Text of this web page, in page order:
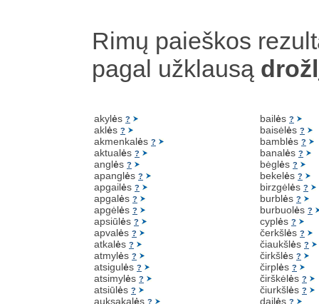
Rimų paieškos
pagal užklausą drožl
akylės ?
aklės ?
akmenkalės ?
aktualės ?
anglės ?
apanglės ?
apgailės ?
apgalės ?
apgėlės ?
apsiūlės ?
apvalės ?
atkalės ?
atmylės ?
atsigulės ?
atsimylės ?
atsiūlės ?
auksakalės ?
bailės ?
baisėlės ?
bamblės ?
banalės ?
bėglės ?
bekelės ?
birzgėlės ?
burblės ?
burbuolės ?
cyplės ?
čerkšlės ?
čiaukšlės ?
čirkšlės ?
čirplės ?
čirškėlės ?
čiurkšlės ?
dailės ?